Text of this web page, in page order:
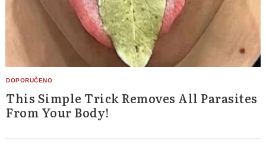
This Simple Trick Removes All Parasites
From Your Body!
Search